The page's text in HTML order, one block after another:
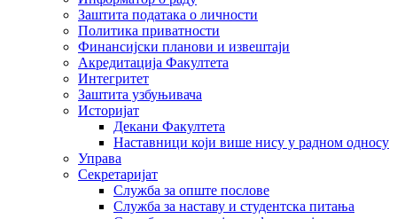
Заштита података о личности
Политика приватности
Финансијски планови и извештаји
Акредитација Факултета
Интегритет
Заштита узбуњивача
Историјат
Декани Факултета
Наставници који више нису у радном односу
Управа
Секретаријат
Служба за опште послове
Служба за наставу и студентска питања